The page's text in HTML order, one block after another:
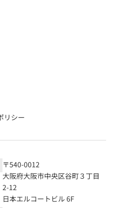
リシー
〒540-0012
大阪府大阪市中央区谷町３丁目
2-12
日本エルコートビル 6F